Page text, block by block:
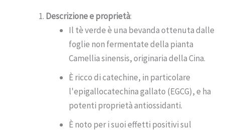
Descrizione e proprietà:
Il tè verde è una bevanda ottenuta dalle
foglie non fermentate della pianta
Camellia sinensis, originaria della Cina.
È ricco di catechine, in particolare
l'epigallocatechina gallato (EGCG), e ha
potenti proprietà antiossidanti.
È noto per i suoi effetti positivi sul